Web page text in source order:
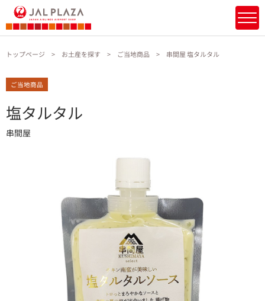
トップページ お土産を探す ご当地商品 串間屋 塩タルタル
ご当地商品
塩タルタル
串間屋